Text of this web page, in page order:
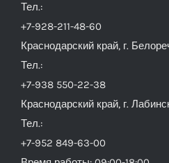
Тел.:
+7-928-211-48-60
Краснодарский край, г.
Тел.:
+7-938 550-22-38
Краснодарский край, г.
Тел.:
+7-952 849-63-00